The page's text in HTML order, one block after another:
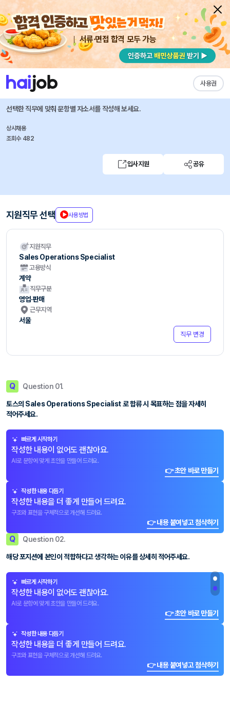
서류·면접 합격 모두 가능
사용권
채용공고 자소서 자유항목 자소서 내 작성목록
비바리퍼블리카(토스)
Sales Operations Specialist
선택한 직무에 맞춰 문항별 자소서를 작성해 보세요.
상시채용
조회수 482
입사지원 공유
지원직무 선택 사용방법
지원직무
Sales Operations Specialist
고용방식
계약
직무구분
영업·판매
근무지역
서울
직무 변경
Q Question 01.
토스의 Sales Operations Specialist 로 합류 시 목표하는 점을 자세히
적어주세요.
빠르게 시작하기
작성한 내용이 없어도 괜찮아요.
AI로 문항에 맞게 초안을 만들어 드려요.
👉 초안 바로 만들기
작성한 내용 다듬기
작성한 내용을 더 좋게 만들어 드려요.
구조와 표현을 구체적으로 개선해 드려요.
👉 내용 붙여넣고 첨삭하기
Q Question 02.
해당 포지션에 본인이 적합하다고 생각하는 이유를 상세히 적어주세요.
빠르게 시작하기
작성한 내용이 없어도 괜찮아요.
AI로 문항에 맞게 초안을 만들어 드려요.
👉 초안 바로 만들기
작성한 내용 다듬기
작성한 내용을 더 좋게 만들어 드려요.
구조와 표현을 구체적으로 개선해 드려요.
👉 내용 붙여넣고 첨삭하기